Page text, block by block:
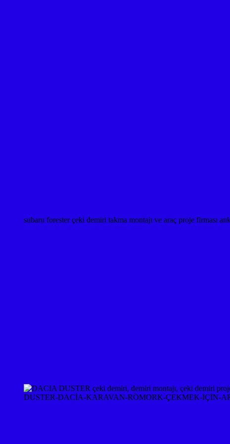
subaru forester çeki demiri takma montajı ve araç proje firması
DUSTER-DACİA-KARAVAN-RÖMORK-ÇEKMEK-İÇİN-